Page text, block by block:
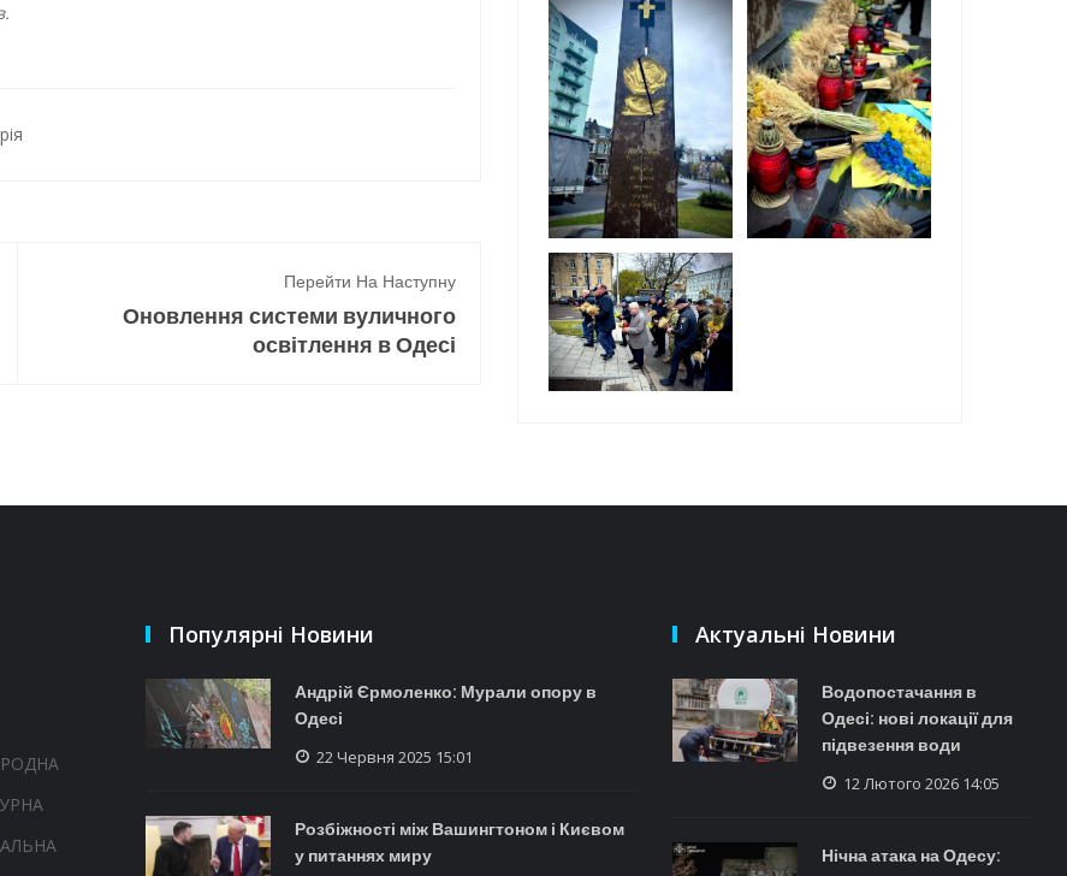
Перейти На Наступну
Оновлення системи вуличного
освітлення в Одесі
Популярні Новини
Андрій Єрмоленко: Мурали опору в
Одесі
22 Червня 2025 15:01
Розбіжності між Вашингтоном і Києвом
у питаннях миру
Актуальні Новини
Водопостачання в
Одесі: нові локації для
підвезення води
12 Лютого 2026 14:05
Нічна атака на Одесу: